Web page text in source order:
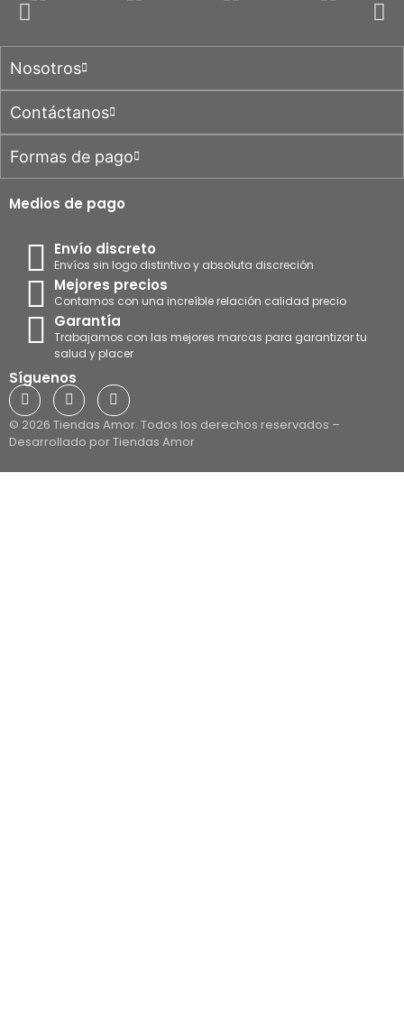
Nosotros
Contáctanos
Formas de pago
Medios de pago
Envío discreto
Envíos sin logo distintivo y absoluta discreción
Mejores precios
Contamos con una increíble relación calidad precio
Garantía
Trabajamos con las mejores marcas para garantizar tu
salud y placer
Síguenos
© 2026 Tiendas Amor. Todos los derechos reservados –
Desarrollado por Tiendas Amor